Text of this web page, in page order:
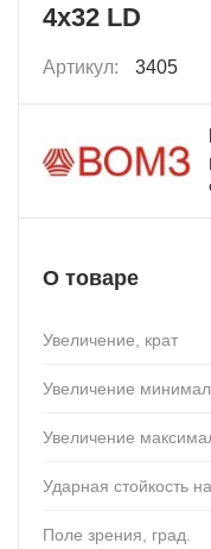
4x32 LD
Артикул: 3405
О товаре
Увеличение, крат
Увеличение
Увеличение
Ударная стойкость
Поле зрения, град.